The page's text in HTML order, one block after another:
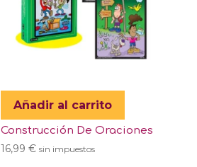
Añadir al carrito
Construcción De Oraciones
16,99€ sin impuestos